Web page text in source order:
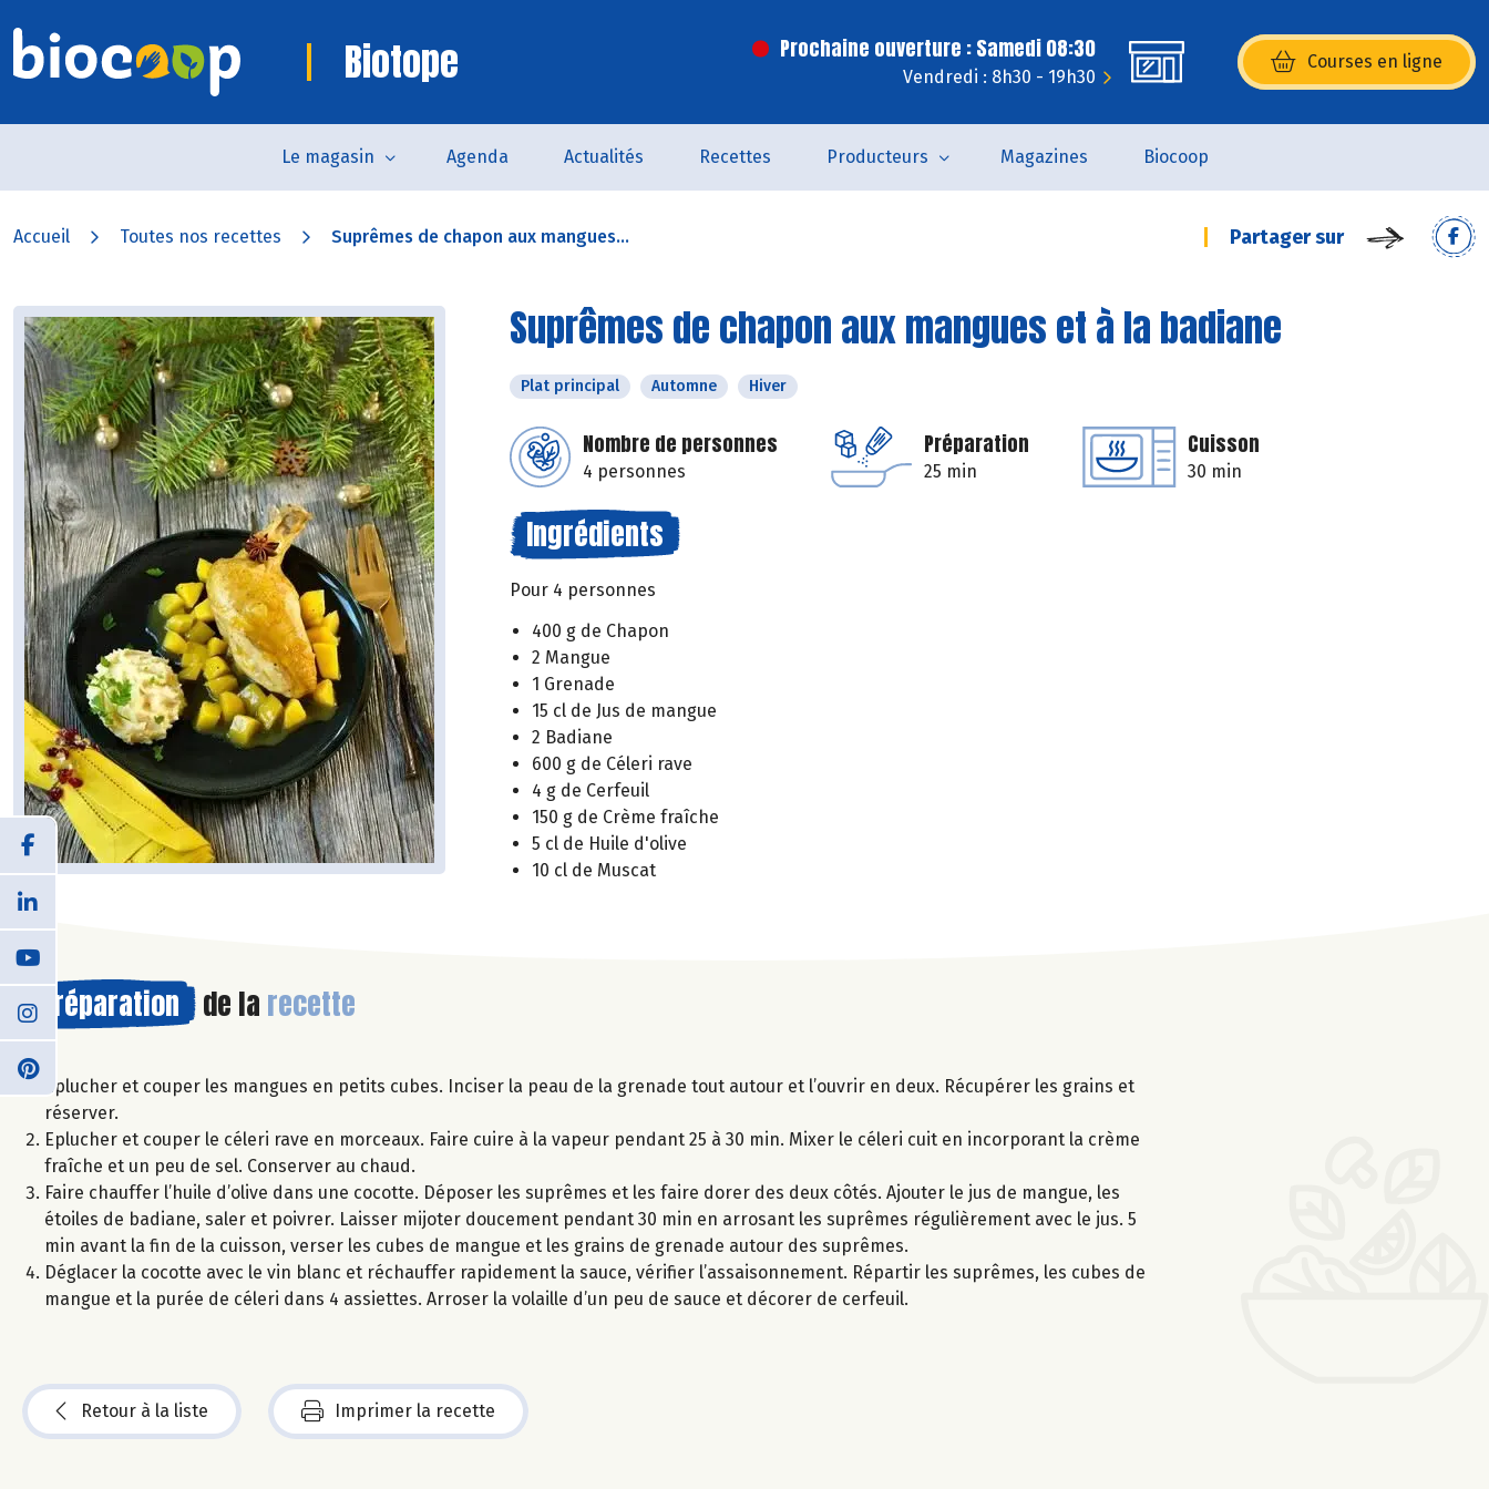
Biotope Prochaine ouverture : Samedi 08:30
Vendredi : 8h30 - 19h30
Courses en ligne
(s’ouvre dans une nouvelle
Le magasin Agenda Actualités Recettes Producteurs Magazines Biocoop
Accueil Toutes nos recettes Suprêmes de chapon aux mangues... Partager sur
Suprêmes de chapon aux mangues et à la badiane
Plat principal Automne Hiver
Nombre de personnes
4 personnes
Préparation
25 min
Cuisson
30 min
Ingrédients
Pour 4 personnes
400 g de Chapon
2 Mangue
1 Grenade
15 cl de Jus de mangue
2 Badiane
600 g de Céleri rave
4 g de Cerfeuil
150 g de Crème fraîche
5 cl de Huile d'olive
10 cl de Muscat
Préparation de la recette
Eplucher et couper les mangues en petits cubes. Inciser la peau de la grenade tout autour et l’ouvrir en deux. Récupérer les grains et
réserver.
Eplucher et couper le céleri rave en morceaux. Faire cuire à la vapeur pendant 25 à 30 min. Mixer le céleri cuit en incorporant la crème
fraîche et un peu de sel. Conserver au chaud.
Faire chauffer l’huile d’olive dans une cocotte. Déposer les suprêmes et les faire dorer des deux côtés. Ajouter le jus de mangue, les
étoiles de badiane, saler et poivrer. Laisser mijoter doucement pendant 30 min en arrosant les suprêmes régulièrement avec le jus. 5
min avant la fin de la cuisson, verser les cubes de mangue et les grains de grenade autour des suprêmes.
Déglacer la cocotte avec le vin blanc et réchauffer rapidement la sauce, vérifier l’assaisonnement. Répartir les suprêmes, les cubes de
mangue et la purée de céleri dans 4 assiettes. Arroser la volaille d’un peu de sauce et décorer de cerfeuil.
Retour à la liste Imprimer la recette